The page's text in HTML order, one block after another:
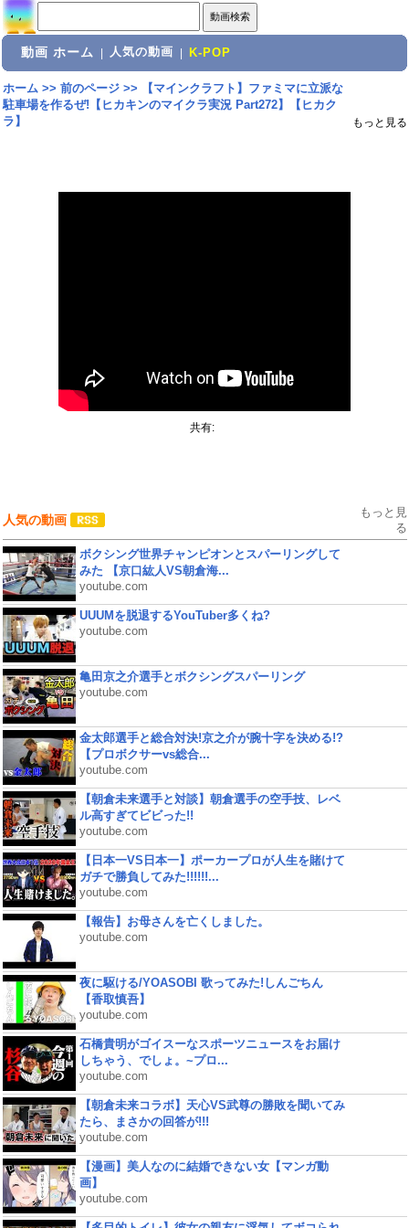
動画 ホーム 人気の動画 K-POP
ホーム>> 前のページ>>
【マインクラフト】ファミマに立派な
駐車場を作るぜ!【ヒカキンのマイクラ実況 Part272】【ヒカク
ラ】
もっと見る
共有:
人気の動画
もっと見
る
ボクシング世界チャンピオンとスパーリングして
みた 【京口紘人VS朝倉海...
youtube.com
UUUMを脱退するYouTuber多くね?
youtube.com
亀田京之介選手とボクシングスパーリング
youtube.com
金太郎選手と総合対決!京之介が腕十字を決める!?
【プロボクサーvs総合...
youtube.com
【朝倉未来選手と対談】朝倉選手の空手技、レベ
ル高すぎてビビった!!
youtube.com
【日本一VS日本一】ポーカープロが人生を賭けて
ガチで勝負してみた!!!!!!...
youtube.com
【報告】お母さんを亡くしました。
youtube.com
夜に駆ける/YOASOBI 歌ってみた!しんごちん
【香取慎吾】
youtube.com
石橋貴明がゴイスーなスポーツニュースをお届け
しちゃう、でしょ。~プロ...
youtube.com
【朝倉未来コラボ】天心VS武尊の勝敗を聞いてみ
たら、まさかの回答が!!!
youtube.com
【漫画】美人なのに結婚できない女【マンガ動
画】
youtube.com